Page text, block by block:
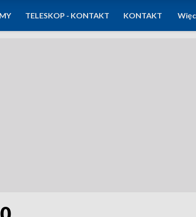
TELESKOP - KONTAKT KONTAKT